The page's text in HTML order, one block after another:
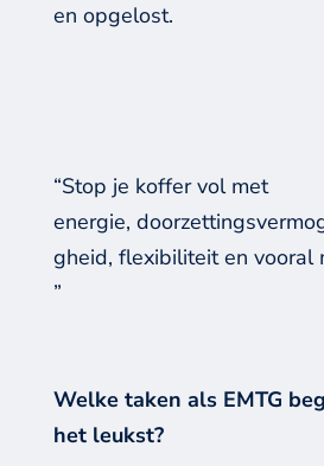
en opgelost.
“Stop je koffer vol met
energie,
gheid, flexibiliteit en vooral
”
Welke taken als EMTG
het leukst?